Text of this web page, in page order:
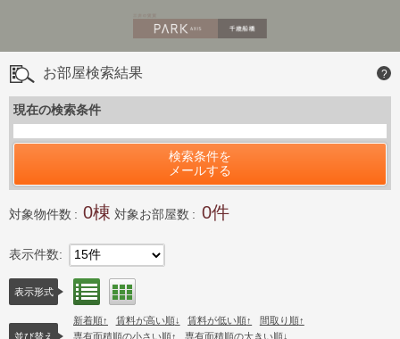
お部屋検索結果 ?
現在の検索条件
検索条件を
メールする
対象物件数 0 対象お部屋数 0
表示件数 15件
表示形式 リスト表示
並び替え
新着順 賃料が高い順 賃料が低い順
間取り順
専有面積順の小さい順
専有面積順の大きい順